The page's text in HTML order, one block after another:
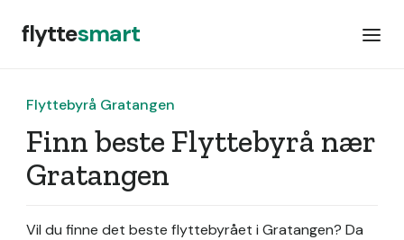
flyttesmart
Flyttebyrå Gratangen
Finn beste Flyttebyrå nær
Gratangen
Vil du finne det beste flyttebyrået i Gratangen? Da